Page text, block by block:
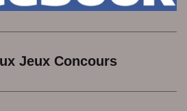
Jeux Concours